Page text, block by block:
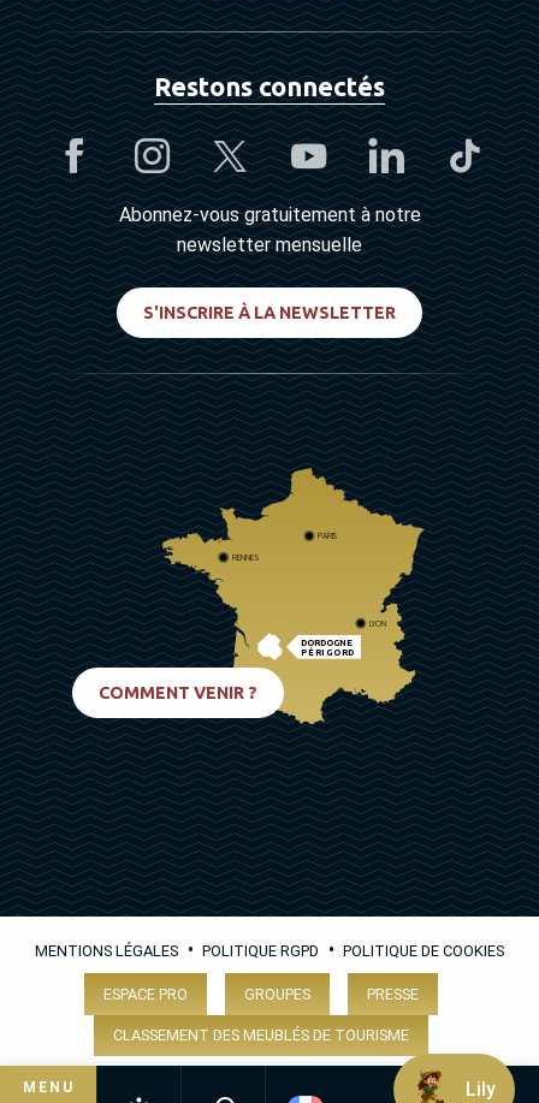
MENU
Restons connectés
Abonnez-vous gratuitement à notre
newsletter mensuelle
S'INSCRIRE À LA NEWSLETTER
DORDOGNE
PÉRIGORD
PARIS
RENNES
LYON
COMMENT VENIR ?
MENTIONS LÉGALES • POLITIQUE RGPD • POLITIQUE DE COOKIES
ESPACE PRO GROUPES PRESSE
CLASSEMENT DES MEUBLÉS DE TOURISME
Lily